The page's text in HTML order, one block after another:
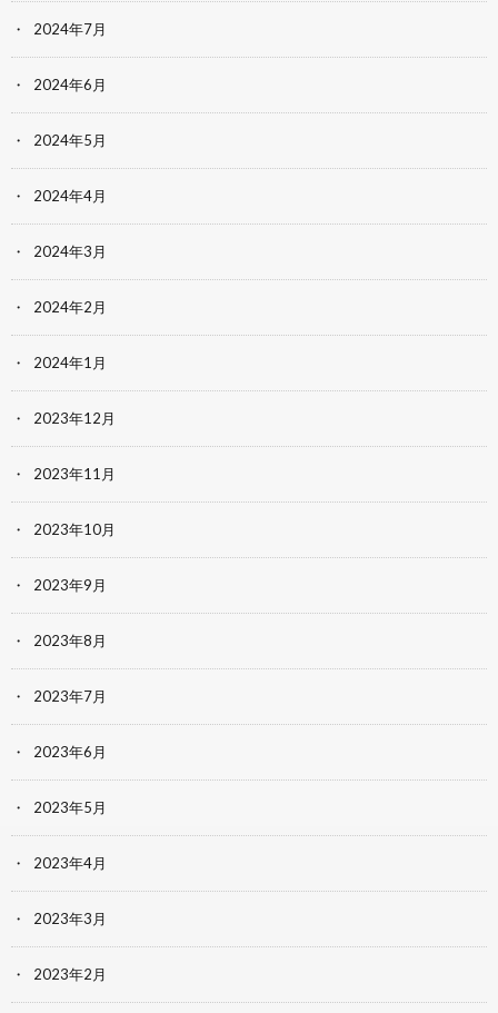
2024年7月
2024年6月
2024年5月
2024年4月
2024年3月
2024年2月
2024年1月
2023年12月
2023年11月
2023年10月
2023年9月
2023年8月
2023年7月
2023年6月
2023年5月
2023年4月
2023年3月
2023年2月